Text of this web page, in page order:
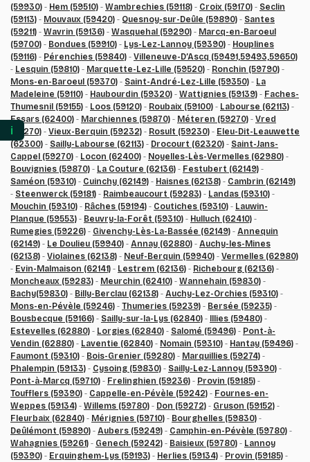
(59930) - Hem (59510) - Wambrechies (59118) - Croix (59170) - Seclin
(59113) - Mouvaux (59420) - Quesnoy-sur-Deûle (59890) - Santes
(59211) - Wavrin (59136) - Wasquehal (59290) - Marcq-en-Baroeul
(59700) - Bondues (59910) - Lys-Lez-Lannoy (59390) - Houplines
(59116) - Pérenchies (59840) - Villeneuve-D’Ascq (59491,59493,59650)
- Lesquin (59810) - Marquette-Lez-Lille (59520) - Ronchin (59790) -
Mons-en-Baroeul (59370) - Saint-André-Lez-Lille (59350) - La
Madeleine (59110) - Haubourdin (59320) - Wattignies (59139) - Faches-
Thumesnil (59155) - Loos (59120) - Roubaix (59100) - Labourse (62113) -
Essars (62400) - Marchiennes (59870) - Méteren (59270) - Vred
(59270) - Vieux-Berquin (59232) - Rosult (59230) - Eleu-Dit-Leauwette
(62300) - Sailly-Labourse (62113) - Drocourt (62320) - Saint-Jans-
Cappel (59270) - Locon (62400) - Noyelles-Lès-Vermelles (62980) -
Bouvignies (59870) - La Couture (62136) - Festubert (62149) -
Saméon (59310) - Cuinchy (62149) - Haisnes (62138) - Cambrin (62149)
- Steenwerck (59181) - Raimbeaucourt (59283) - Landas (59310) -
Mouchin (59310) - Râches (59194) - Coutiches (59310) - Lauwin-
Planque (59553) - Beuvry-la-Forêt (59310) - Hulluch (62410) -
Rumegies (59226) - Givenchy-Lès-La-Bassée (62149) - Annequin
(62149) - Le Doulieu (59940) - Annay (62880) - Auchy-les-Mines
(62138) - Violaines (62138) - Neuf-Berquin (59940) - Vermelles (62980)
- Evin-Malmaison (62141) - Lestrem (62136) - Richebourg (62136) -
Moncheaux (59283) - Meurchin (62410) - Wannehain (59830) -
Bachy(59830) - Billy-Berclau (62138) - Auchy-Lez-Orchies (59310) -
Mons-en-Pévèle (59246) - Thumeries (59239) - Bersée (59235) -
Bousbecque (59166) - Sailly-sur-la-Lys (62840) - Illies (59480) -
Estevelles (62880) - Lorgies (62840) - Salomé (59496) - Pont-à-
Vendin (62880) - Laventie (62840) - Nomain (59310) - Hantay (59496) -
Faumont (59310) - Bois-Grenier (59280) - Marquillies (59274) -
Phalempin (59133) - Cysoing (59830) - Sailly-Lez-Lannoy (59390) -
Pont-à-Marcq (59710) - Frelinghien (59236) - Provin (59185) -
Toufflers (59390) - Cappelle-en-Pévèle (59242) - Fournes-en-
Weppes (59134) - Willems (59780) - Don (59272) - Gruson (59152) -
Fleurbaix (62840) - Mérignies (59710) - Bourghelles (59830) -
Deûlémont (59890) - Aubers (59249) - Camphin-en-Pévèle (59780) -
Wahagnies (59261) - Genech (59242) - Baisieux (59780) - Lannoy
(59390) - Erquinghem-Lys (59193) - Herlies (59134) - Provin (59185) -
ℹ️